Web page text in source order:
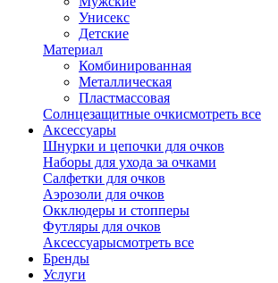
Унисекс
Детские
Материал
Комбинированная
Металлическая
Пластмассовая
Солнцезащитные очкисмотреть все
Аксессуары
Шнурки и цепочки для очков
Наборы для ухода за очками
Салфетки для очков
Аэрозоли для очков
Окклюдеры и стопперы
Футляры для очков
Аксессуарысмотреть все
Бренды
Услуги